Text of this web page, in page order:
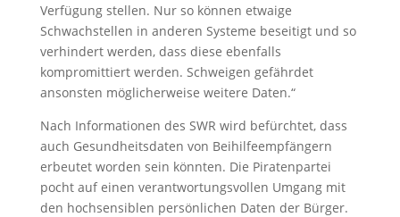
Verfügung stellen. Nur so können etwaige
Schwachstellen in anderen Systeme beseitigt und so
verhindert werden, dass diese ebenfalls
kompromittiert werden. Schweigen gefährdet
ansonsten möglicherweise weitere Daten.“
Nach Informationen des SWR wird befürchtet, dass
auch Gesundheitsdaten von Beihilfeempfängern
erbeutet worden sein könnten. Die Piratenpartei
pocht auf einen verantwortungsvollen Umgang mit
den hochsensiblen persönlichen Daten der Bürger.